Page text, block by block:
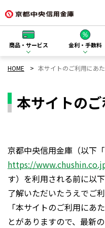
商品・サービス 金利・手数料
HOME 本サイトのご利用にあ
本サイトの
京都中央信用金庫（以下
https://
す）を利用される前に以
了解いただいたうえでご
「本サイトのご利用にあ
とがありますので、最新